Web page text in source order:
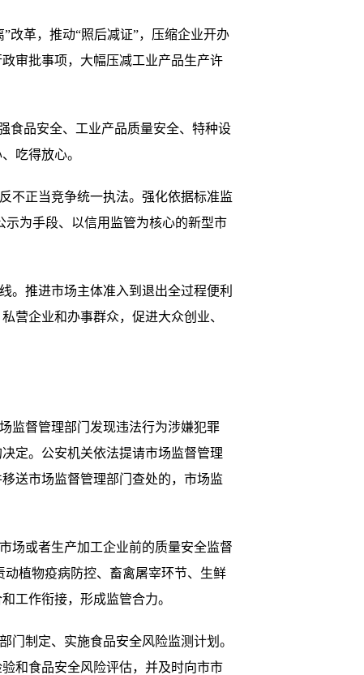
革，推动“照后减证”，压缩企业开办
审批事项，大幅压减工业产品生产许
品安全、工业产品质量安全、特种设
吃得放心。
正当竞争统一执法。强化依据标准监
示为手段、以信用监管为核心的新型市
推进市场主体准入到退出全过程便利
营企业和办事群众，促进大众创业、
监督管理部门发现违法行为涉嫌犯罪
定。公安机关依法提请市场监督管理
送市场监督管理部门查处的，市场监
或者生产加工企业前的质量安全监督
植物疫病防控、畜禽屠宰环节、生鲜
工作衔接，形成监管合力。
制定、实施食品安全风险监测计划。
和食品安全风险评估，并及时向市市